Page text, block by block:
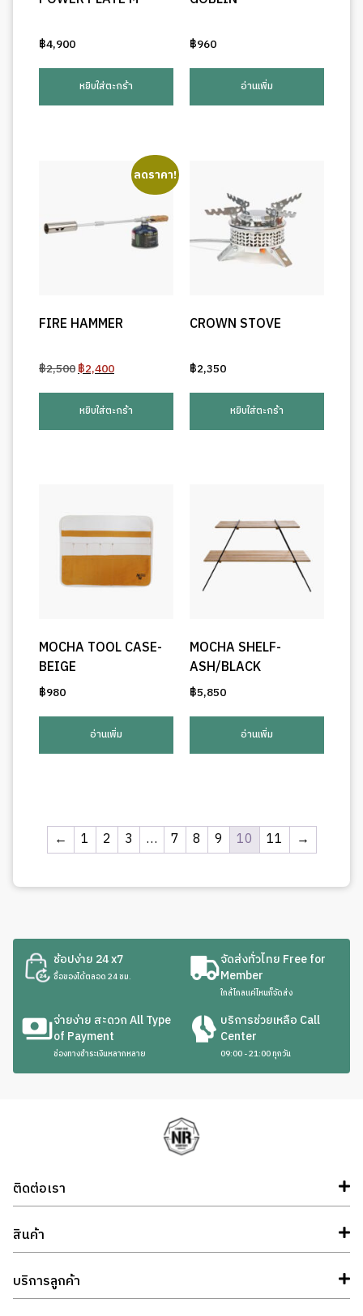
฿4,900
หยิบใส่ตะกร้า
฿960
อ่านเพิ่ม
ลดราคา!
FIRE HAMMER
฿2,500Original
was:
฿2,500.
฿2,400Current
฿2,400.
หยิบใส่ตะกร้า
CROWN STOVE
฿2,350
หยิบใส่ตะกร้า
MOCHA TOOL CASE-
BEIGE
฿980
อ่านเพิ่ม
MOCHA SHELF-
ASH/BLACK
฿5,850
อ่านเพิ่ม
← 1 2 3 … 7 8 9 10 11 →
ช้อปง่าย 24 x7
ซื้อของได้ตลอด 24 ชม.
จัดส่งทั่วไทย Free for
Member
ใกล้ไกลแค่ไหนก็จัดส่ง
จ่ายง่าย สะดวก All Type
of Payment
ช่องทางชำระเงินหลากหลาย
บริการช่วยเหลือ Call
Center
09:00 - 21:00 ทุกวัน
ติดต่อเรา
สินค้า
บริการลูกค้า